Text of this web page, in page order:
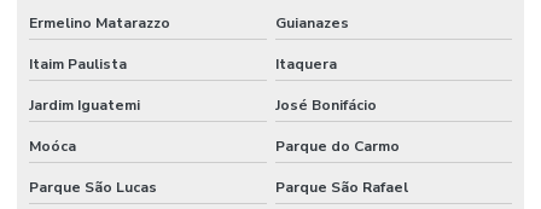
Fornecedor De Etiqueta Nylon Resinado
Fornecedor De Etiqueta Nylon Resinado Santa Catarina
Fornecedor De Etiquetas Adesivas Paraná
Fornecedor De Etiquetas Adesivas Sul
Fornecedor De Etiquetas Com Cola Hotmelt
Ermelino Matarazzo Guianazes
Itaim Paulista Itaquera
Jardim Iguatemi José Bonifácio
Moóca Parque do Carmo
Parque São Lucas Parque São Rafael